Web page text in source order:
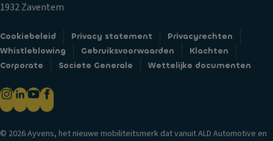
1932 Zaventem
Cookiebeleid Privacy statement
Privacyrechten
Whistleblowing
Gebruiksvoorwaarden
Klachten
Corporate
Societe Generale Wettelijke documenten
© 2026 Ayvens, het nieuwe mobiliteitsmerk dat vanuit ALD Automotive en